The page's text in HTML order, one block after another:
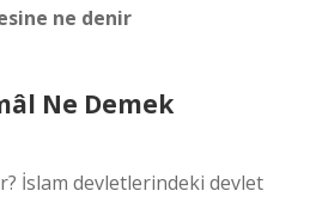
ne denir
Ne Demek
İslam devletlerindeki devlet